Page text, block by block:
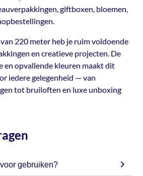
220 meter heb je ruim
verpakkingen en creatieve
geschikt voor iedere
en feestdagen tot
ervaringen.
giftboxen, bloemen,
220 meter heb je ruim voldoende
en creatieve projecten. De
en opvallende kleuren maakt dit
iedere gelegenheid — van
tot bruiloften en luxe unboxing
gebruiken?